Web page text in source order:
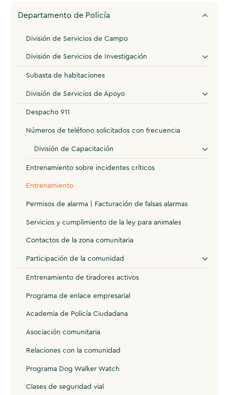
Departamento de Policía
División de Servicios de Campo
División de Servicios de Investigación
Subasta de habitaciones
División de Servicios de Apoyo
Despacho 911
Números de teléfono solicitados con frecuencia
División de Capacitación
Entrenamiento sobre incidentes críticos
Entrenamiento
Permisos de alarma | Facturación de falsas alarmas
Servicios y cumplimiento de la ley para animales
Contactos de la zona comunitaria
Participación de la comunidad
Entrenamiento de tiradores activos
Programa de enlace empresarial
Academia de Policía Ciudadana
Asociación comunitaria
Relaciones con la comunidad
Programa Dog Walker Watch
Clases de seguridad vial